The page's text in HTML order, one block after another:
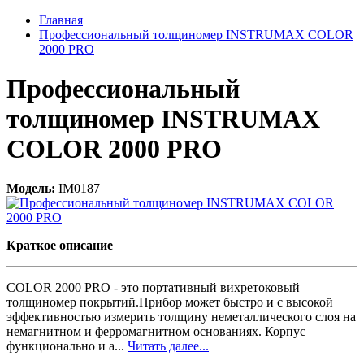
Главная
Профессиональный толщиномер INSTRUMAX COLOR
2000 PRO
Профессиональный
толщиномер INSTRUMAX
COLOR 2000 PRO
Модель: IM0187
Краткое описание
COLOR 2000 PRO - это портативный вихретоковый
толщиномер покрытий.Прибор может быстро и с высокой
эффективностью измерить толщину неметаллического слоя на
немагнитном и ферромагнитном основаниях. Корпус
функционально и а... Читать далее...